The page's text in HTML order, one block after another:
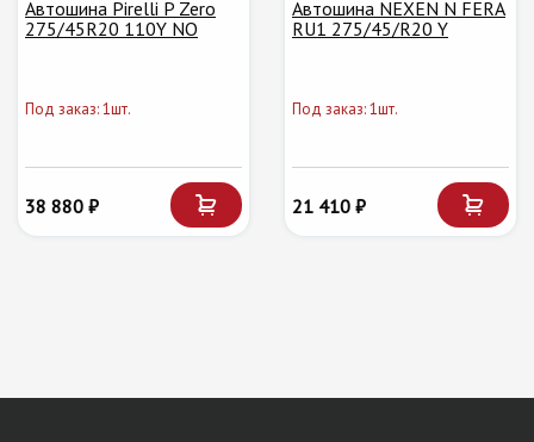
Автошина Pirelli P Zero
275/45R20 110Y NO
Под заказ: 1шт.
38 880 ₽
Автошина NEXEN N FERA
RU1 275/45/R20 Y
Под заказ: 1шт.
21 410 ₽